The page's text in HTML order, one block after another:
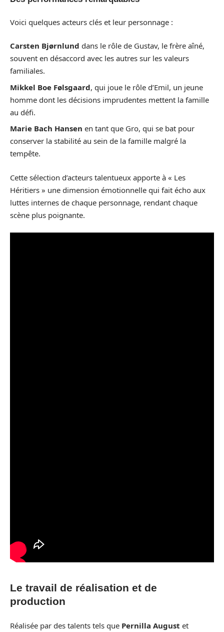
Voici quelques acteurs clés et leur personnage :
Carsten Bjørnlund dans le rôle de Gustav, le frère aîné,
souvent en désaccord avec les autres sur les valeurs
familiales.
Mikkel Boe Følsgaard, qui joue le rôle d’Emil, un jeune
homme dont les décisions imprudentes mettent la famille
au défi.
Marie Bach Hansen en tant que Gro, qui se bat pour
conserver la stabilité au sein de la famille malgré la
tempête.
Cette sélection d’acteurs talentueux apporte à « Les
Héritiers » une dimension émotionnelle qui fait écho aux
luttes internes de chaque personnage, rendant chaque
scène plus poignante.
Le travail de réalisation et de
production
Réalisée par des talents tels que Pernilla August et